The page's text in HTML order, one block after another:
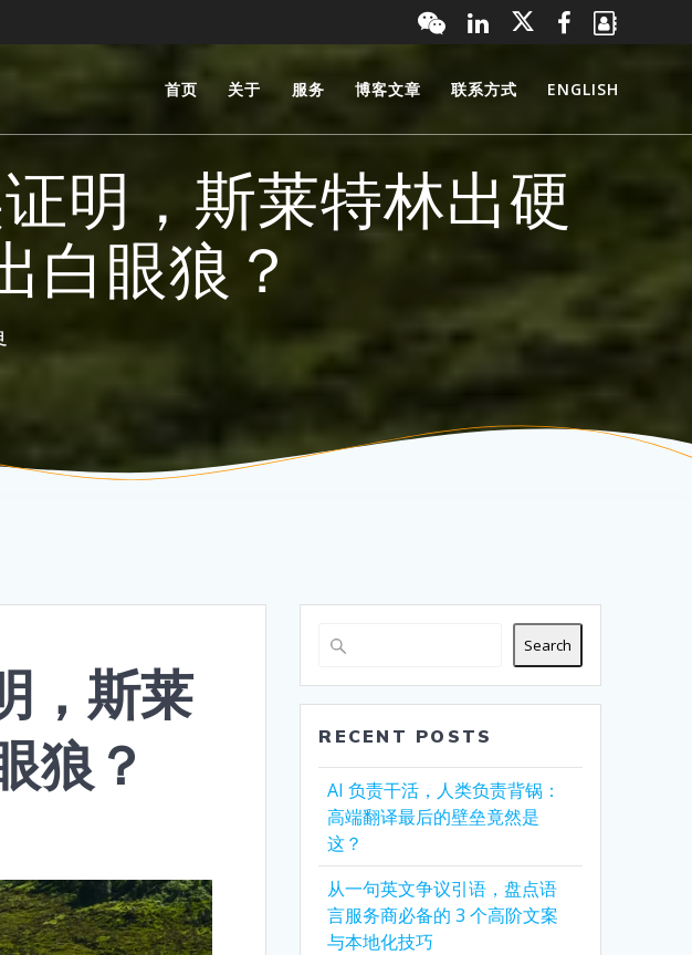
首页 关于 服务 博客文章 联系方式 ENGLISH
明，斯莱特林出硬
白眼狼？
，斯莱
狼？
Search
RECENT POSTS
AI 负责干活，人类负责背锅：
高端翻译最后的壁垒竟然是
这？
从一句英文争议引语，盘点语
言服务商必备的 3 个高阶文案
与本地化技巧